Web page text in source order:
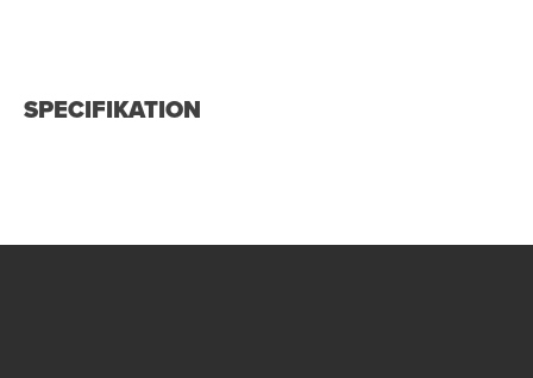
SPECIFIKATION